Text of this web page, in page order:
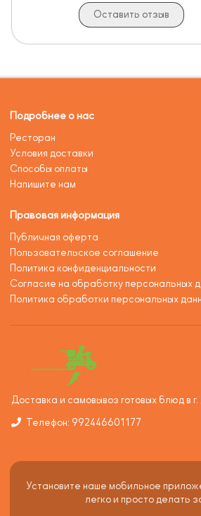
Оставить отзыв
Подробнее о нас
Ресторан
Условия доставки
Способы оплаты
Напишите нам
Правовая информация
Публичная оферта
Пользовательское соглашение
Политика конфиденциальности
Согласие на обработку персональных
Политика обработки персональных
Доставка и самовывоз готовых блюд в
Телефон: 992446601177
Установите наше мобильное
легко и просто делать